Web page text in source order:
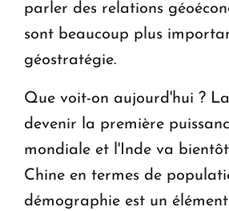
parler des relations
sont beaucoup plus
géostratégie.
Que voit-on aujourd'hui ?
devenir la première
mondiale et l'Inde va
Chine en termes de
démographie est un